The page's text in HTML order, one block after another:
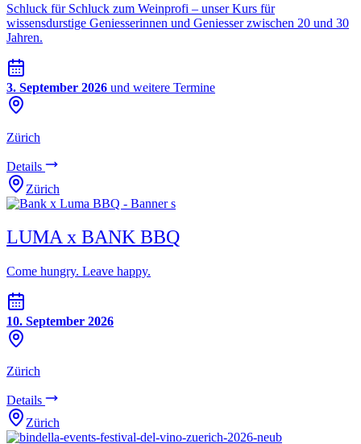
Schluck für Schluck zum Weinprofi – unser Kurs für
wissensdurstige Geniesserinnen und Geniesser zwischen 20 und 30
Jahren.
3. September 2026 und weitere Termine
Zürich
Details
Zürich
LUMA x BANK BBQ
Come hungry. Leave happy.
10. September 2026
Zürich
Details
Zürich